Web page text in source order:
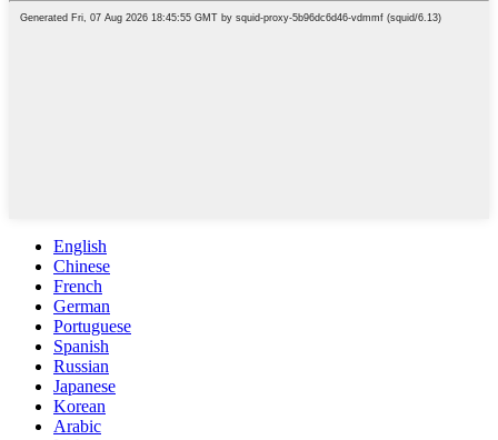
English
Chinese
French
German
Portuguese
Spanish
Russian
Japanese
Korean
Arabic